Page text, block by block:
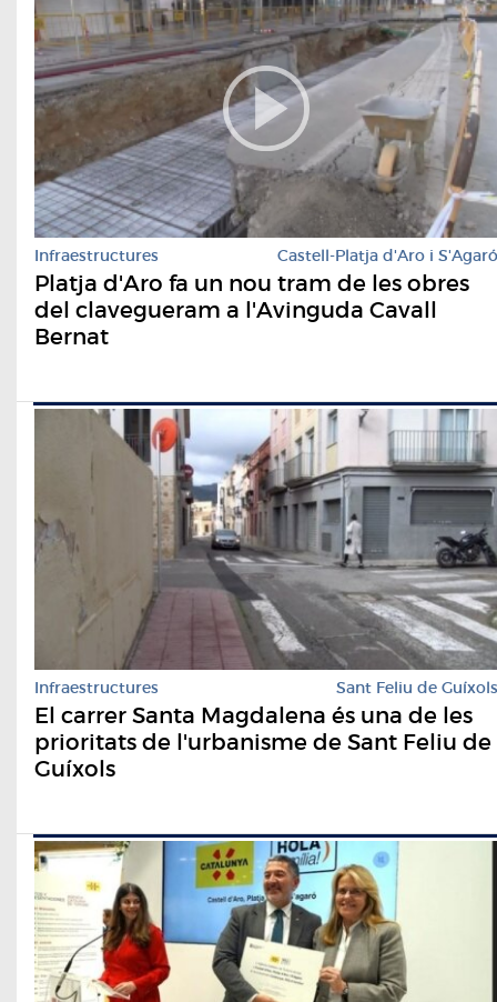
Infraestructures Castell-Platja d'Aro i S'Agaró
Platja d'Aro fa un nou tram de les obres
del clavegueram a l'Avinguda Cavall
Bernat
Infraestructures Sant Feliu de Guíxols
El carrer Santa Magdalena és una de les
prioritats de l'urbanisme de Sant Feliu de
Guíxols